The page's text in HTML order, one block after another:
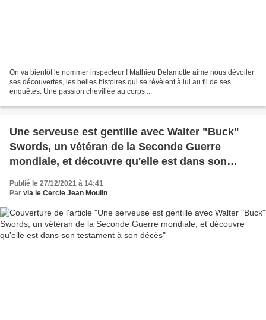
On va bientôt le nommer inspecteur ! Mathieu Delamotte aime nous dévoiler
ses découvertes, les belles histoires qui se révèlent à lui au fil de ses
enquêtes. Une passion chevillée au corps ...
Une serveuse est gentille avec Walter "Buck"
Swords, un vétéran de la Seconde Guerre
mondiale, et découvre qu'elle est dans son
Publié le 27/12/2021 à 14:41
Par via le Cercle Jean Moulin